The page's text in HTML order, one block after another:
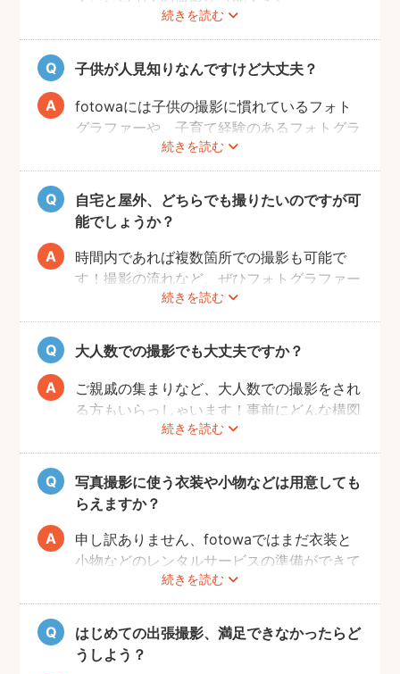
続きを読む
ご家族みなさんが撮りやすい場所をご指定い
ただければと思います。
子供が人見知りなんですけど大丈夫？
続きを読む
fotowaには子供の撮影に慣れているフォト
グラファーや、子育て経験のあるフォトグラ
ファーがたくさんいます！お子様のペースに
合わせて撮影をするので、人見知りのお子様
でも自然な表情を引き出してくれます。
自宅と屋外、どちらでも撮りたいのですが可
能でしょうか？
続きを読む
時間内であれば複数箇所での撮影も可能で
す！撮影の流れなど、ぜひフォトグラファー
に相談してみてください。
大人数での撮影でも大丈夫ですか？
続きを読む
ご親戚の集まりなど、大人数での撮影をされ
る方もいらっしゃいます！事前にどんな構図
で撮りたいのかなどフォトグラファーとすり
合わせておくと、当日スムーズに撮影ができ
るのでおすすめです。
写真撮影に使う衣装や小物などは用意しても
らえますか？
続きを読む
申し訳ありません、fotowaではまだ衣装と
小物などのレンタルサービスの準備ができて
おりませんので、お客様ご自身にご用意をお
願いしております。
はじめての出張撮影、満足できなかったらど
うしよう？